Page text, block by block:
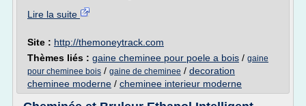
Lire la suite
Site : http://themoneytrack.com
Thèmes liés : gaine cheminee pour poele a bois / gaine
pour cheminee bois / gaine de cheminee / decoration
cheminee moderne / cheminee interieur moderne